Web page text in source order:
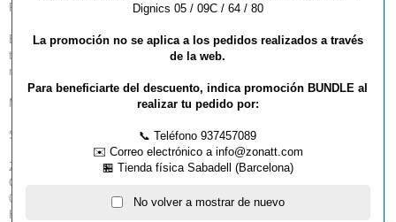
Pack 10 **: 9.95€
Estos dos productos estarán online en los próximos días y a la venta a
través de
nuestros canales habituales ( tienda, teléfono, mail etc...etc... )
Mas información, en breve!
Saludos
Zona TT ( Butterfly España )
Ctra. Molins de Rei, 27-29
08205 Sabadell (Barcelona)
Horario: Lunes a Viernes de 10 a 14h, y 16 a 20h. Sábados de 10 a 14h.
Dignics 05 / 09C / 64 / 80
La promoción no se aplica a los pedidos realizados a través
de la web.
Para beneficiarte del descuento, indica promoción BUNDLE al
realizar tu pedido por:
📞 Teléfono 937457089
✉️ Correo electrónico a info@zonatt.com
🏪 Tienda física Sabadell (Barcelona)
No volver a mostrar de nuevo